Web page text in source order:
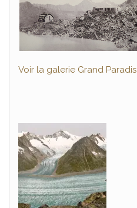
Voir la galerie Grand Paradis